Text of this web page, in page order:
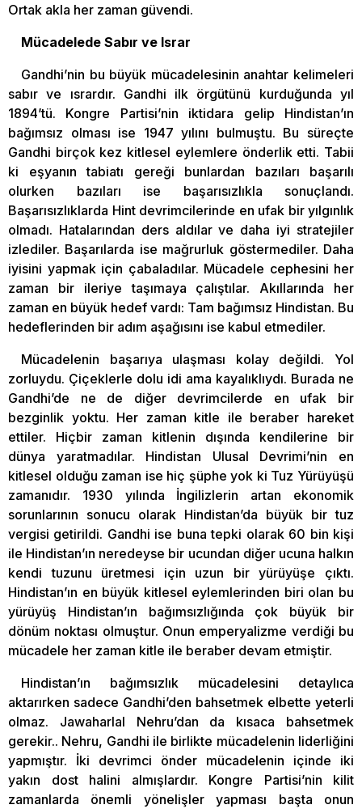
Ortak akla her zaman güvendi.
Mücadelede Sabır ve Israr
Gandhi’nin bu büyük mücadelesinin anahtar kelimeleri
sabır ve ısrardır. Gandhi ilk örgütünü kurduğunda yıl
1894’tü. Kongre Partisi’nin iktidara gelip Hindistan’ın
bağımsız olması ise 1947 yılını bulmuştu. Bu süreçte
Gandhi birçok kez kitlesel eylemlere önderlik etti. Tabii
ki eşyanın tabiatı gereği bunlardan bazıları başarılı
olurken bazıları ise başarısızlıkla sonuçlandı.
Başarısızlıklarda Hint devrimcilerinde en ufak bir yılgınlık
olmadı. Hatalarından ders aldılar ve daha iyi stratejiler
izlediler. Başarılarda ise mağrurluk göstermediler. Daha
iyisini yapmak için çabaladılar. Mücadele cephesini her
zaman bir ileriye taşımaya çalıştılar. Akıllarında her
zaman en büyük hedef vardı: Tam bağımsız Hindistan. Bu
hedeflerinden bir adım aşağısını ise kabul etmediler.
Mücadelenin başarıya ulaşması kolay değildi. Yol
zorluydu. Çiçeklerle dolu idi ama kayalıklıydı. Burada ne
Gandhi’de ne de diğer devrimcilerde en ufak bir
bezginlik yoktu. Her zaman kitle ile beraber hareket
ettiler. Hiçbir zaman kitlenin dışında kendilerine bir
dünya yaratmadılar. Hindistan Ulusal Devrimi’nin en
kitlesel olduğu zaman ise hiç şüphe yok ki Tuz Yürüyüşü
zamanıdır. 1930 yılında İngilizlerin artan ekonomik
sorunlarının sonucu olarak Hindistan’da büyük bir tuz
vergisi getirildi. Gandhi ise buna tepki olarak 60 bin kişi
ile Hindistan’ın neredeyse bir ucundan diğer ucuna halkın
kendi tuzunu üretmesi için uzun bir yürüyüşe çıktı.
Hindistan’ın en büyük kitlesel eylemlerinden biri olan bu
yürüyüş Hindistan’ın bağımsızlığında çok büyük bir
dönüm noktası olmuştur. Onun emperyalizme verdiği bu
mücadele her zaman kitle ile beraber devam etmiştir.
Hindistan’ın bağımsızlık mücadelesini detaylıca
aktarırken sadece Gandhi’den bahsetmek elbette yeterli
olmaz. Jawaharlal Nehru’dan da kısaca bahsetmek
gerekir.. Nehru, Gandhi ile birlikte mücadelenin liderliğini
yapmıştır. İki devrimci önder mücadelenin içinde iki
yakın dost halini almışlardır. Kongre Partisi’nin kilit
zamanlarda önemli yönelişler yapması başta onun